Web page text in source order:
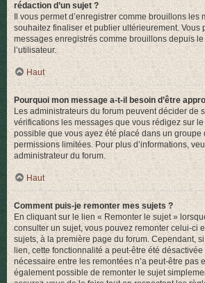
rédaction d’un sujet ?
Il vous permet d’enregistrer comme brouillons les
souhaitez finaliser et publier ultérieurement. Vous
messages enregistrés comme brouillons depuis
l’utilisateur.
Haut
Pourquoi mon message a-t-il besoin d’être
Les administrateurs du forum peuvent décider de
vérifications les messages que vous rédigez sur
possible que vous ayez été placé dans un groupe
permissions limitées. Pour plus d’informations,
administrateur du forum.
Haut
Comment puis-je remonter mes sujets ?
En cliquant sur le lien « Remonter le sujet »
consulter un sujet, vous pouvez remonter celui-ci
sujets, à la première page du forum. Cependant,
lien, cette fonctionnalité a peut-être été désactivée
nécessaire entre les remontées n’a peut-être pas
également possible de remonter le sujet